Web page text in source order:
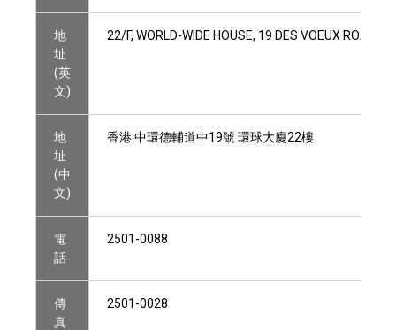
地
址
(英
文)
22/F, WORLD-WIDE HOUSE, 19 DES VOEUX ROAD
地
址
(中
文)
香港 中環德輔道中19號 環球大廈22樓
電
話
2501-0088
傳
真
2501-0028